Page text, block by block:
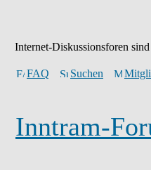
Internet-Diskussionsforen
FAQ Suchen
Inntram-